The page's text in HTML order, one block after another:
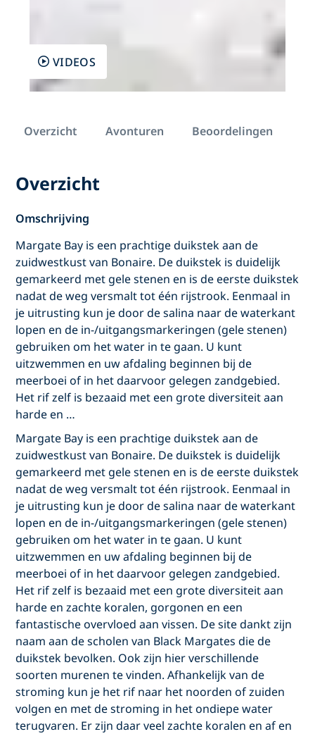
VIDEOS
Overzicht Avonturen Beoordelingen
Overzicht
Omschrijving
Margate Bay is een prachtige duikstek aan de
zuidwestkust van Bonaire. De duikstek is duidelijk
gemarkeerd met gele stenen en is de eerste duikstek
nadat de weg versmalt tot één rijstrook. Eenmaal in
je uitrusting kun je door de salina naar de waterkant
lopen en de in-/uitgangsmarkeringen (gele stenen)
gebruiken om het water in te gaan. U kunt
uitzwemmen en uw afdaling beginnen bij de
meerboei of in het daarvoor gelegen zandgebied.
Het rif zelf is bezaaid met een grote diversiteit aan
harde en …
Margate Bay is een prachtige duikstek aan de
zuidwestkust van Bonaire. De duikstek is duidelijk
gemarkeerd met gele stenen en is de eerste duikstek
nadat de weg versmalt tot één rijstrook. Eenmaal in
je uitrusting kun je door de salina naar de waterkant
lopen en de in-/uitgangsmarkeringen (gele stenen)
gebruiken om het water in te gaan. U kunt
uitzwemmen en uw afdaling beginnen bij de
meerboei of in het daarvoor gelegen zandgebied.
Het rif zelf is bezaaid met een grote diversiteit aan
harde en zachte koralen, gorgonen en een
fantastische overvloed aan vissen. De site dankt zijn
naam aan de scholen van Black Margates die de
duikstek bevolken. Ook zijn hier verschillende
soorten murenen te vinden. Afhankelijk van de
stroming kun je het rif naar het noorden of zuiden
volgen en met de stroming in het ondiepe water
terugvaren. Er zijn daar veel zachte koralen en af en